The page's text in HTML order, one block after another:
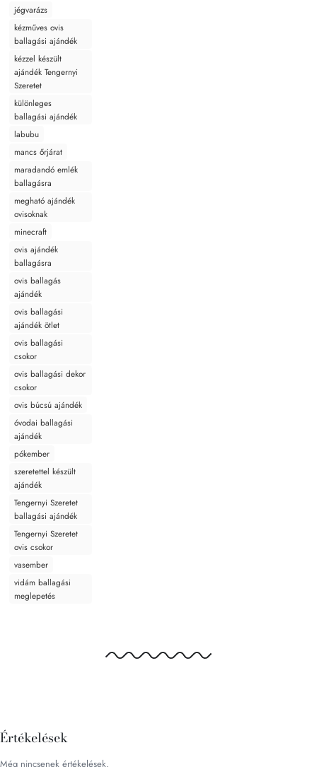
jégvarázs
kézműves ovis
ballagási ajándék
kézzel készült
ajándék Tengernyi
Szeretet
különleges
ballagási ajándék
labubu
mancs őrjárat
maradandó emlék
ballagásra
megható ajándék
ovisoknak
minecraft
ovis ajándék
ballagásra
ovis ballagás
ajándék
ovis ballagási
ajándék ötlet
ovis ballagási
csokor
ovis ballagási dekor
csokor
ovis búcsú ajándék
óvodai ballagási
ajándék
pókember
szeretettel készült
ajándék
Tengernyi Szeretet
ballagási ajándék
Tengernyi Szeretet
ovis csokor
vasember
vidám ballagási
meglepetés
Értékelések
Még nincsenek értékelések.